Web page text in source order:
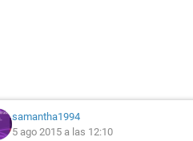
samantha1994
5 ago 2015 a las 12:10